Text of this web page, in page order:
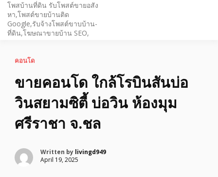
โพสบ้านที่ดิน รับโพสต์ขายอสัง
หา,โพสต์ขายบ้านติด
Google,รับจ้างโพสต์ขาบบ้าน-
ที่ดิน,โฆษณาขายบ้าน SEO,
คอนโด
ขายคอนโด ใกล้โรบินสันบ่อ
วินสยามซิตี้ บ่อวิน ห้องมุม
ศรีราชา จ.ชล
Written by livingd949
April 19, 2025